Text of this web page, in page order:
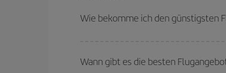
Wie bekomme ich den günstigsten
Rückreisedaten und -zeiten flexibel sein können.
Wann gibt es die besten